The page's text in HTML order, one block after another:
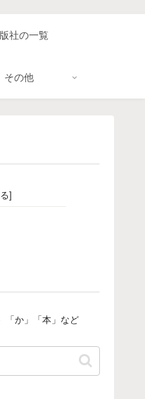
社の一覧
その他
「か」「本」など